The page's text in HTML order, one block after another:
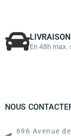
En 48h
NOUS
696 Avenue